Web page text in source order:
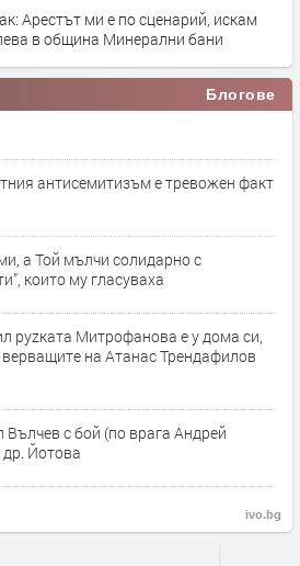
Арестът ми е по сценарий, искам
в община Минерални бани
Блогове
антисемитизъм е тревожен факт
а Той мълчи солидарно с
които му гласуваха
руzката Митрофанова е у дома си,
на Атанас Трендафилов
с бой (по врага Андрей
Йотова
ivo.bg